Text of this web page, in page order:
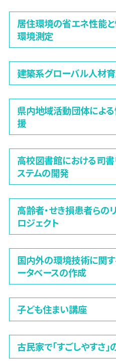
居住環境の省エネ性能
環境測定
建築系グローバル人材
県内地域活動団体によ
援
高校図書館における司
ステムの開発
高齢者・せき損患者らの
ロジェクト
国内外の環境技術に関
ータベースの作成
子ども住まい講座
古民家で「すごしやすさ